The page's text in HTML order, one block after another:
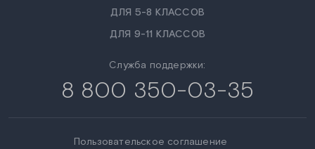
ДЛЯ 5-8 КЛАССОВ
ДЛЯ 9-11 КЛАССОВ
Служба поддержки:
8 800 350-03-35
Пользовательское соглашение